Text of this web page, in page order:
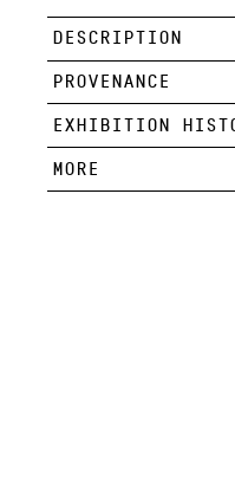
DESCRIPTION
PROVENANCE
EXHIBITION
MORE